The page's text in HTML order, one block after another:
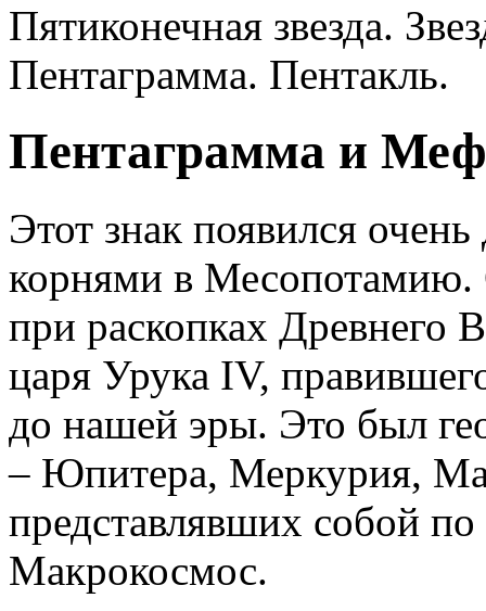
Пятиконечная звезда.
Пентаграмма. Пентакль.
Пентаграмма и
Этот знак появился
корнями в
при раскопках Древнего
царя Урука IV,
до нашей эры. Это был
– Юпитера, Меркурия,
представлявших собой
Макрокосмос.